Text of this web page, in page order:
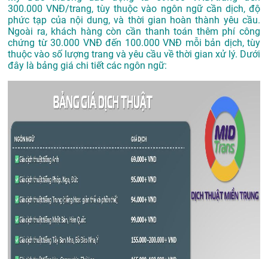
300.000 VNĐ/trang, tùy thuộc vào ngôn ngữ cần dịch, độ
phức tạp của nội dung, và thời gian hoàn thành yêu cầu.
Ngoài ra, khách hàng còn cần thanh toán thêm phí công
chứng từ 30.000 VNĐ đến 100.000 VNĐ mỗi bản dịch, tùy
thuộc vào số lượng trang và yêu cầu về thời gian xử lý. Dưới
đây là bảng giá chi tiết các ngôn ngữ: